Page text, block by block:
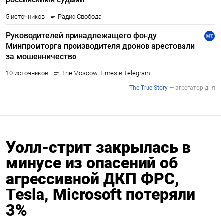
Уолл-стрит закрылась в
минусе из опасений об
агрессивной ДКП ФРС,
Tesla, Microsoft потеряли
3%